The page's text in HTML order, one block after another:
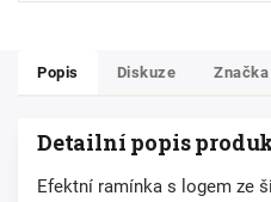
Popis Diskuze Značka
Detailní popis
Efektní ramínka s logem ze